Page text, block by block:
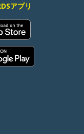
アプリ